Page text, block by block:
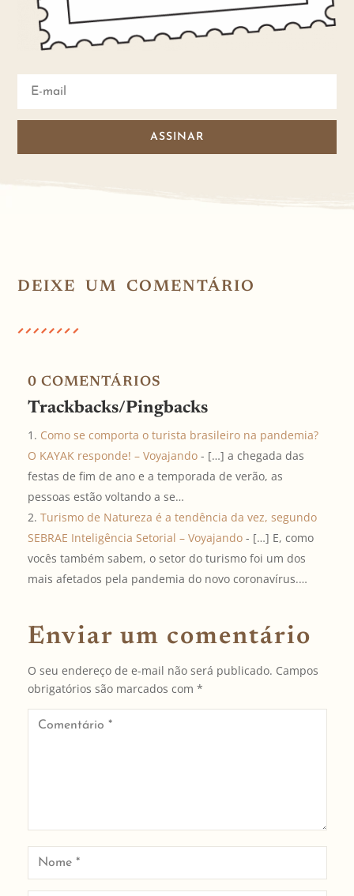
ASSINAR
DEIXE UM COMENTÁRIO
0 COMENTÁRIOS
Trackbacks/Pingbacks
Como se comporta o turista brasileiro na pandemia?
O KAYAK responde! – Voyajando- […] a chegada das
festas de fim de ano e a temporada de verão, as
pessoas estão voltando a se…
Turismo de Natureza é a tendência da vez, segundo
SEBRAE Inteligência Setorial – Voyajando- […] E, como
vocês também sabem, o setor do turismo foi um dos
mais afetados pela pandemia do novo coronavírus.…
Enviar um comentário
O seu endereço de e-mail não será publicado. Campos
obrigatórios são marcados com *